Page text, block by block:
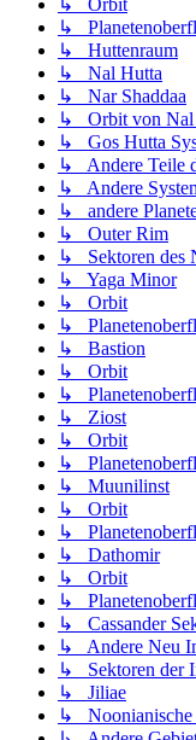
↳ Orbit
↳
↳ Huttenraum
↳ Nal Hutta
↳ Nar Shaddaa
↳ Orbit von Nal
↳ Gos Hutta
↳ Andere Teile
↳ Andere
↳ andere
↳ Outer Rim
↳ Sektoren des
↳ Yaga Minor
↳ Orbit
↳
↳ Bastion
↳ Orbit
↳
↳ Ziost
↳ Orbit
↳
↳ Muunilinst
↳ Orbit
↳
↳ Dathomir
↳ Orbit
↳
↳ Cassander
↳ Andere Neu
↳ Sektoren der
↳ Jiliae
↳ Noonianische